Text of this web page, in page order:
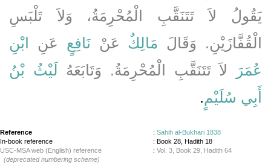
يَقُولُ لاَ تَتَنَقَّبِ الْمُحْرِمَةُ، وَلاَ تَلْبَسِ
الْقُفَّازَيْنِ‏.‏ وَقَالَ مَالِكٌ عَنْنَافِعٍ عَنِ
ابْنِ
عُمَرَ
لاَ تَتَنَقَّبِ الْمُحْرِمَةُ‏.‏ وَتَابَعَهُ لَيْثُ بْنُ
أَبِي سُلَيْمٍ‏.‏
Reference : Sahih al-Bukhari 1838
In-book reference
: Book 28, Hadith 18
USC-MSA web (English) reference
: Vol. 3, Book 29, Hadith 64
(deprecated numbering scheme)